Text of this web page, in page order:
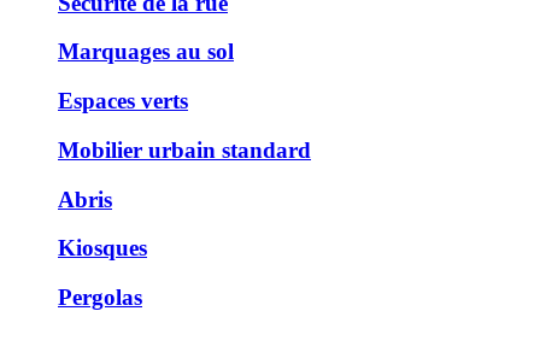
Marquages au sol
Espaces verts
Mobilier urbain standard
Abris
Kiosques
Pergolas